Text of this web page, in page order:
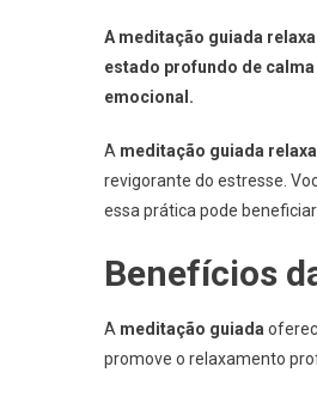
A meditação guiada
estado profundo de
emocional.
A meditação guiada
revigorante do estresse.
essa prática pode beneficiar
Benefícios
A meditação guiada
promove o relaxamento